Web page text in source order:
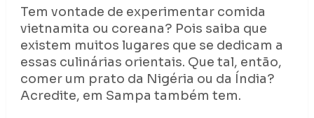
Tem vontade de experimentar comida
vietnamita ou coreana? Pois saiba que
existem muitos lugares que se dedicam a
essas culinárias orientais. Que tal, então,
comer um prato da Nigéria ou da Índia?
Acredite, em Sampa também tem.